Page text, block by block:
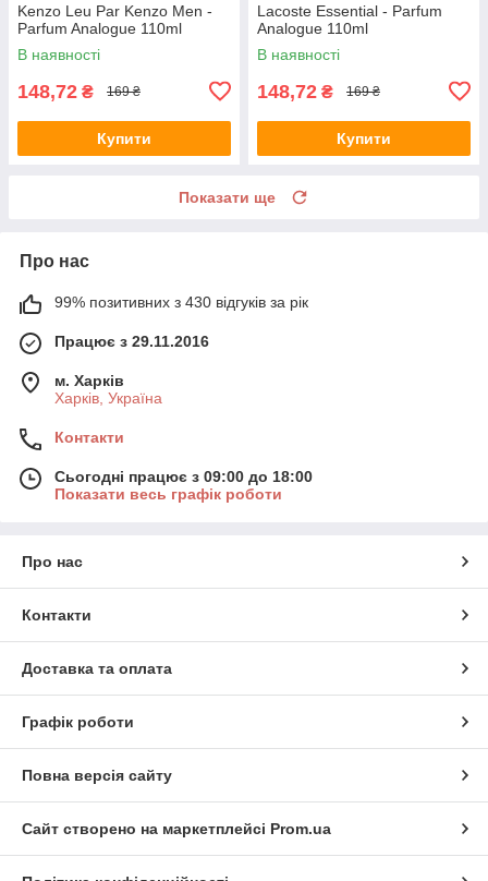
Kenzo Leu Par Kenzo Men -
Parfum Analogue 110ml
В наявності
148,72 ₴ 169 ₴
Купити
Lacoste Essential - Parfum
Analogue 110ml
В наявності
148,72 ₴ 169 ₴
Купити
Показати ще
Про нас
99% позитивних з 430 відгуків за рік
Працює з 29.11.2016
м. Харків
Харків, Україна
Контакти
Сьогодні працює з 09:00 до 18:00
Показати весь графік роботи
Про нас
Контакти
Доставка та оплата
Графік роботи
Повна версія сайту
Сайт створено на маркетплейсі Prom.ua